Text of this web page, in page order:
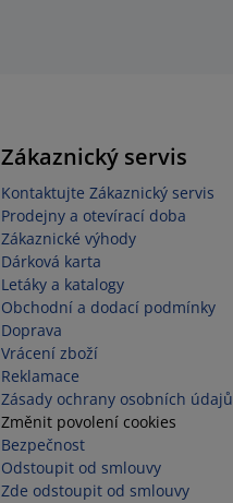
Zákaznický servis
Kontaktujte Zákaznický servis
Prodejny a otevírací doba
Zákaznické výhody
Dárková karta
Letáky a katalogy
Obchodní a dodací podmínky
Doprava
Vrácení zboží
Reklamace
Zásady ochrany osobních údajů
Změnit povolení cookies
Bezpečnost
Odstoupit od smlouvy
Zde odstoupit od smlouvy